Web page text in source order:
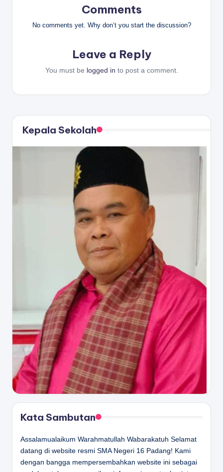
Comments
No comments yet. Why don’t you start the discussion?
Leave a Reply
You must be logged in to post a comment.
Kepala Sekolah
Kata Sambutan
Assalamualaikum Warahmatullah Wabarakatuh Selamat
datang di website resmi SMA Negeri 16 Padang! Kami
dengan bangga mempersembahkan website ini sebagai